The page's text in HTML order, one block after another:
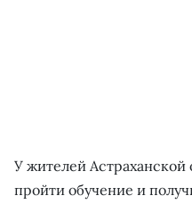
У жителей Астраханской
пройти обучение и